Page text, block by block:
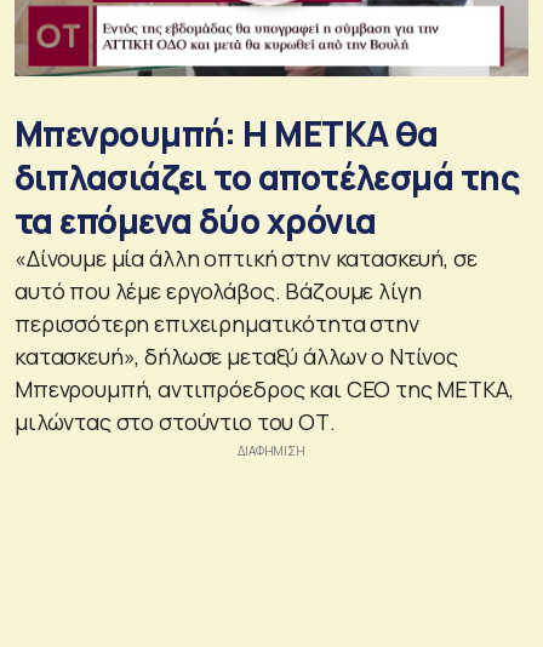
Μπενρουμπή: Η ΜΕΤΚΑ θα
διπλασιάζει το αποτέλεσμά της
τα επόμενα δύο χρόνια
«Δίνουμε μία άλλη οπτική στην κατασκευή, σε
αυτό που λέμε εργολάβος. Βάζουμε λίγη
περισσότερη επιχειρηματικότητα στην
κατασκευή», δήλωσε μεταξύ άλλων ο Ντίνος
Μπενρουμπή, αντιπρόεδρος και CEO της ΜΕΤΚΑ,
μιλώντας στο στούντιο του ΟΤ.